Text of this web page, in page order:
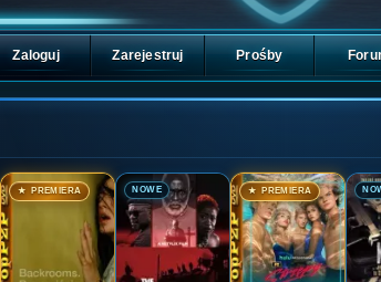
Zaloguj Zarejestruj Prośby
🎬★ PREMIERA 🎬NOWE 🎬★ PREMIERA 🎬